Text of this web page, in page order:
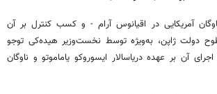
آمریکایی در اقیانوس آرام - و کسب کنترل بر آن
دولت ژاپن، به‌ویژه توسط نخست‌وزیر هیده‌کی توجو
آن بر عهده دریاسالار ایسوروکو یاماموتو و ناوگان